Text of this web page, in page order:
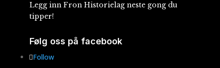
Legg inn Fron Historielag neste gong du
tipper!
Følg oss på facebook
Follow